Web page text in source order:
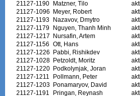
21127-1190 Matzner, Tilo
21127-1096 Meyer, Robert
21127-1193 Nazavov, Dmytro
21127-1179 Nguyen, Thanh Minh
21127-1217 Nursafin, Artem
21127-1156 Ott, Hans
21127-1226 Pabbi, Rishikdev
21127-1028 Petzoldt, Moritz
21127-1220 Podkolynjak, Joran
21127-1211
Pollmann, Peter
21127-1203 Ponamaryov, David
21127-1191
Pringan, Reynash